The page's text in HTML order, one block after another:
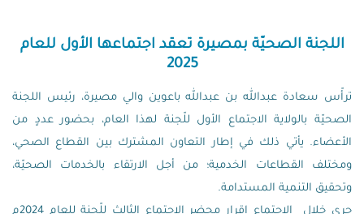
اللجنة الصحيّة بمصيرة تعقد اجتماعها الأول للعام
2025
ترأّس سعادة عبدالله بن عبدالله باعوين والي مصيرة، رئيس اللجنة
الصحيّة بالولاية الاجتماع الأول للّجنة لهذا العام، بحضور عددٍ من
الأعضاء. يأتي ذلك في إطار التعاون المشترك بين القطاع الصحي،
ومختلف القطاعات الخدمية؛ من أجل الارتقاء بالخدمات الصحيّة،
وتحقيق التنمية المستدامة.
جرى خلال الاجتماع
إقرار محضر الاجتماع الثالث للّجنة للعام 2024م